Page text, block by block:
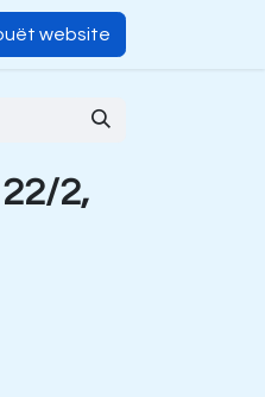
website
2,